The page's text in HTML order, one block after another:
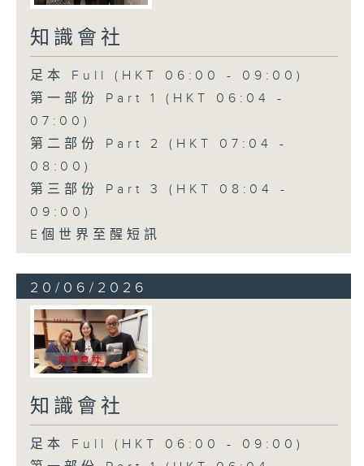
知識會社
足本 Full (HKT 06:00 - 09:00)
第一部份 Part 1 (HKT 06:04 -
07:00)
第二部份 Part 2 (HKT 07:04 -
08:00)
第三部份 Part 3 (HKT 08:04 -
09:00)
E個世界至醒短訊
20/06/2026
知識會社
足本 Full (HKT 06:00 - 09:00)